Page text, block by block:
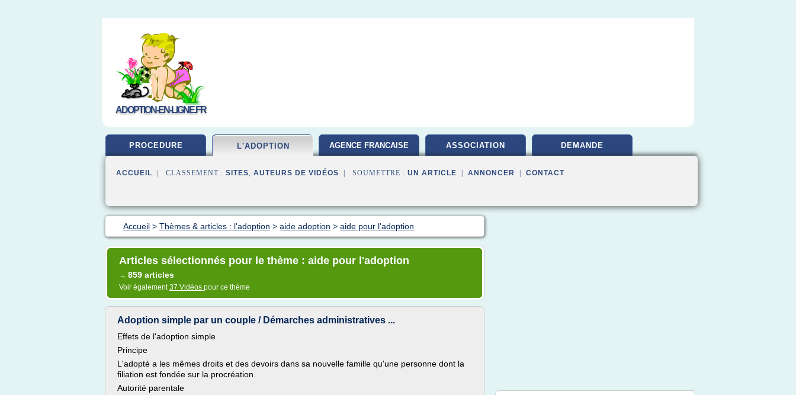
ADOPTION-EN-LIGNE.FR
PROCEDURE L'ADOPTION AGENCE FRANCAISE ASSOCIATION DEMANDE
ACCUEIL | CLASSEMENT : SITES, AUTEURS DE VIDÉOS | SOUMETTRE : UN ARTICLE ANNONCER CONTACT
Accueil > Thèmes & articles : l'adoption > aide adoption > aide pour l'adoption
Articles sélectionnés pour le thème : aide pour l'adoption
→ 859 articles
Voir également37 Vidéos pour ce thème
Adoption simple par un couple / Démarches administratives ...
Effets de l'adoption simple
Principe
L'adopté a les mêmes droits et des devoirs dans sa nouvelle famille qu'une personne dont la
filiation est fondée sur la procréation.
Autorité parentale